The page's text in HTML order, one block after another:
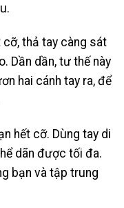
thả tay càng sát
Dần dần, tư thế này
hai cánh tay ra, để
hết cỡ. Dùng tay di
dãn được tối đa.
bạn và tập trung